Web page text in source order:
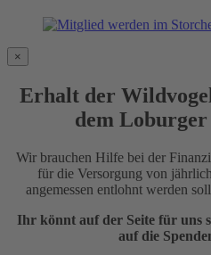
×
Erhalt der
dem
Wir brauchen Hilfe bei der
für die Versorgung von
angemessen entlohnt werden
Ihr könnt auf der Seite für uns
auf die